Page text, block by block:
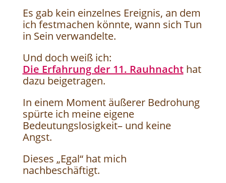
Es gab kein einzelnes Ereignis, an dem
ich festmachen könnte, wann sich Tun
in Sein verwandelte.
Und doch weiß ich:
Die Erfahrung der 11. Rauhnachthat
dazu beigetragen.
In einem Moment äußerer Bedrohung
spürte ich meine eigene
Bedeutungslosigkeit– und keine
Angst.
Dieses „Egal“ hat mich
nachbeschäftigt.